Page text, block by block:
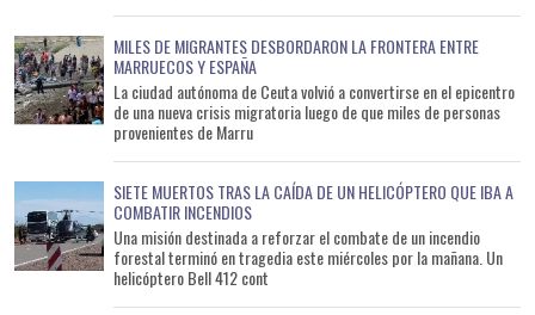
MILES DE MIGRANTES DESBORDARON LA FRONTERA ENTRE
MARRUECOS Y ESPAÑA
La ciudad autónoma de Ceuta volvió a convertirse en el epicentro
de una nueva crisis migratoria luego de que miles de personas
provenientes de Marru
SIETE MUERTOS TRAS LA CAÍDA DE UN HELICÓPTERO QUE IBA A
COMBATIR INCENDIOS
Una misión destinada a reforzar el combate de un incendio
forestal terminó en tragedia este miércoles por la mañana. Un
helicóptero Bell 412 cont